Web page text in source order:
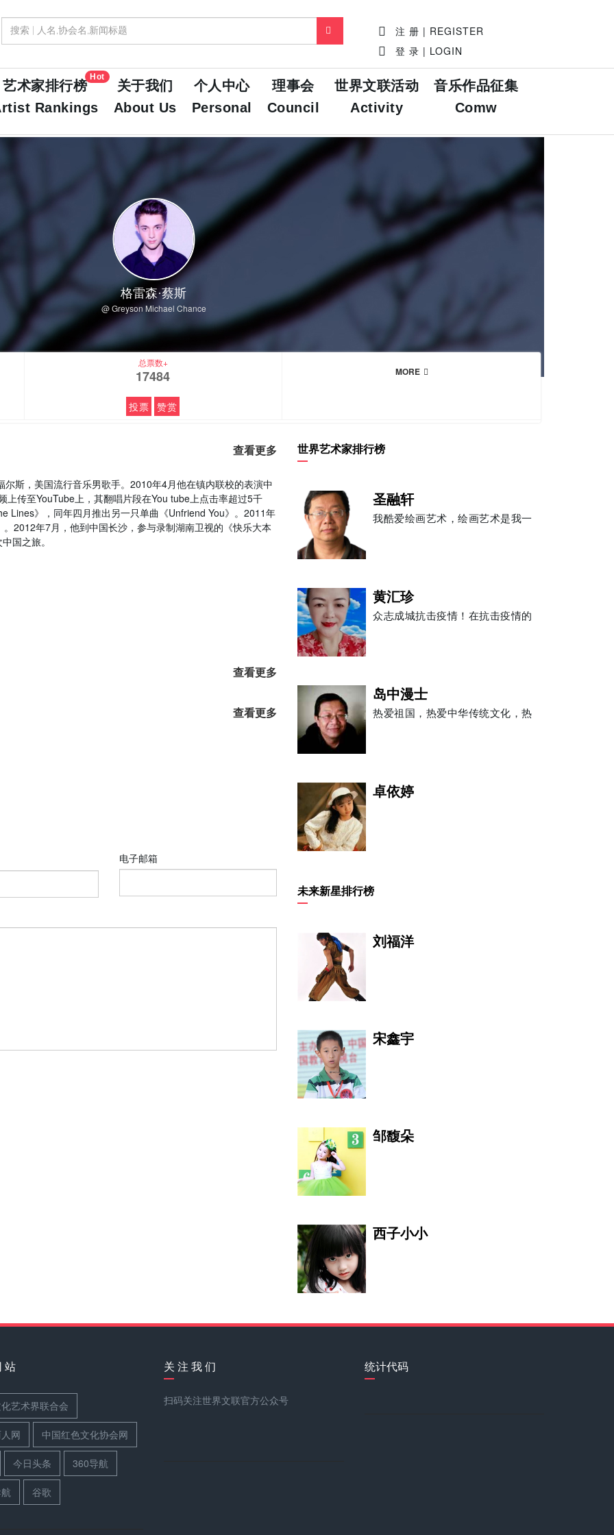
注 册 | REGISTER
登 录 | LOGIN
艺术家排行榜
Rankings
Hot
关于我们
About Us
个人中心
Personal
理事会
Council
世界文联活动
Activity
音乐作品征集
Comw
格雷森·蔡斯
@ Greyson Michael Chance
总票数+
17484
投票 赞赏
MORE
查看更多
斯，美国流行音乐男歌手。2010年4月他在镇内联校的表演中
传至YouTube上，其翻唱片段在You tube上点击率超过5千
Lines》，同年四月推出另一只单曲《Unfriend You》。2011年
2012年7月，他到中国长沙，参与录制湖南卫视的《快乐大本
国之旅。
查看更多
查看更多
电子邮箱
世界艺术家排行榜
圣融轩
我酷爱绘画艺术，绘画艺术是我一
黄汇珍
众志成城抗击疫情！在抗击疫情的
岛中漫士
热爱祖国，热爱中华传统文化，热
卓依婷
王建源
黄吴怀
未来新星排行榜
刘福洋
宋鑫宇
邹馥朵
西子小小
王炫雅
站
艺术界联合会
网 中国红色文化协会网
今日头条 360导航
谷歌
关 注 我 们
扫码关注世界文联官方公众号
统计代码